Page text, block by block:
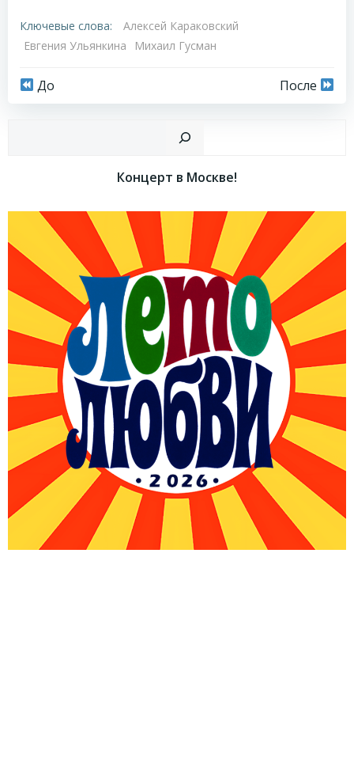
Ключевые слова:
Алексей Караковский
Евгения Ульянкина
Михаил Гусман
Навигация
записям
До
Навигация
по
записям
После
Концерт в Москве!